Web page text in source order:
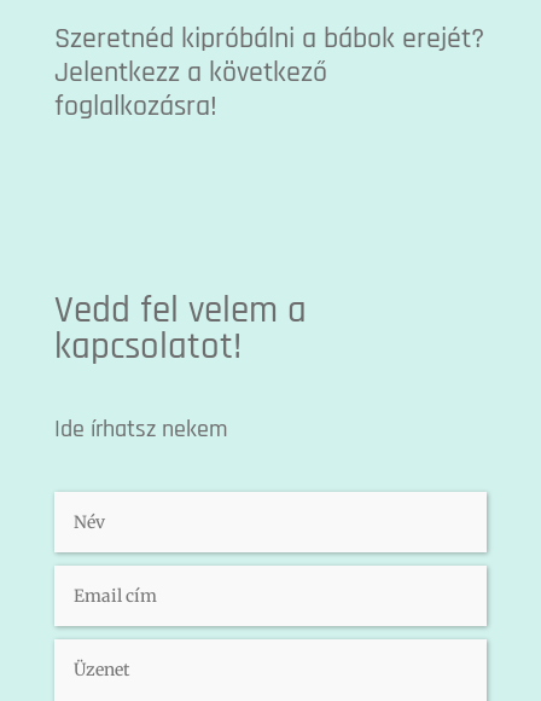
Szeretnéd kipróbálni a bábok erejét?
Jelentkezz a következő
foglalkozásra!
Vedd fel velem a
kapcsolatot!
Ide írhatsz nekem